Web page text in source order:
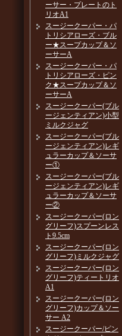
ーサー・プレートのト
リオA1
スージークーパー・パ
トリシアローズ・ブル
ー★スープカップ＆ソ
ーサーA
スージークーパー・パ
トリシアローズ・ピン
ク★スープカップ＆ソ
ーサーA
スージークーパー(ブル
ージェンティアン)小型
ミルクジャグ
スージークーパー(ブル
ージェンティアン)レギ
ュラーカップ＆ソーサ
ー①
スージークーパー(ブル
ージェンティアン)レギ
ュラーカップ＆ソーサ
ー②
スージークーパー(ロン
グリーフ)スプーンレス
ト9.5cm
スージークーパー(ロン
グリーフ)ミルクジャグ
スージークーパー(ロン
グリーフ)ティートリオ
A1
スージークーパー(ロン
グリーフ)カップ＆ソー
サー A2
スージークーパー/ピン